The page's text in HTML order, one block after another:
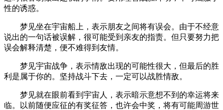
性的诱惑。
梦见坐在宇宙船上，表示朋友之间将有误会。由于不经意
说出的一句话被误解，很可能受到亲友的指责。但只要努力把
误会解释清楚，便不难得到友情。
梦见宇宙战争，表示情敌出现的可能性很大，但最后的胜
利是属于你的。坚持战斗下去，一定可以战胜情敌。
梦见就在眼前看到宇宙人，表示暗示意想不到的幸运将来
临。以前随便应征的有奖征答，也许会中奖，将有可能周游世